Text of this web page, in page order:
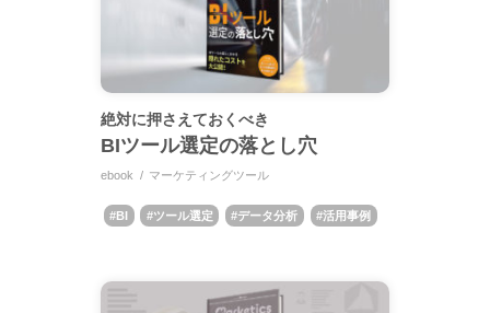
絶対に押さえておくべき
BIツール選定の落とし穴
ebook マーケティングツール
BI ツール選定 データ分析 活用事例